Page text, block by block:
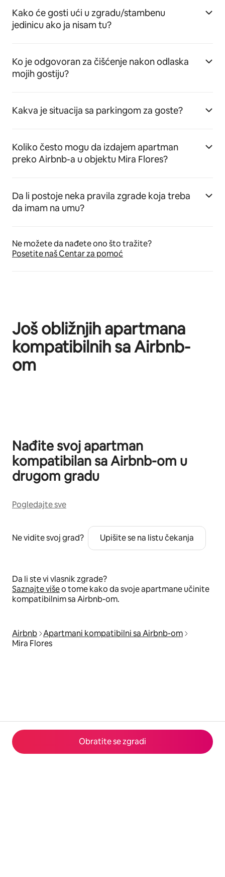
Obratite se zgradi
Kako će gosti ući u zgradu/stambenu
jedinicu ako ja nisam tu?
Ko je odgovoran za čišćenje nakon odlaska
mojih gostiju?
Kakva je situacija sa parkingom za goste?
Koliko često mogu da izdajem apartman
preko Airbnb-a u objektu Mira Flores?
Da li postoje neka pravila zgrade koja treba
da imam na umu?
Ne možete da nađete ono što tražite?
Posetite naš Centar za pomoć
Još obližnjih apartmana
kompatibilnih sa Airbnb-
om
Nađite svoj apartman
kompatibilan sa Airbnb-om u
drugom gradu
Pogledajte sve
Ne vidite svoj grad? Upišite se na listu čekanja
Da li ste vi vlasnik zgrade?
Saznajte višeo tome kako da svoje apartmane učinite
kompatibilnim sa Airbnb-om.
Airbnb Apartmani kompatibilni sa Airbnb-om
Mira Flores